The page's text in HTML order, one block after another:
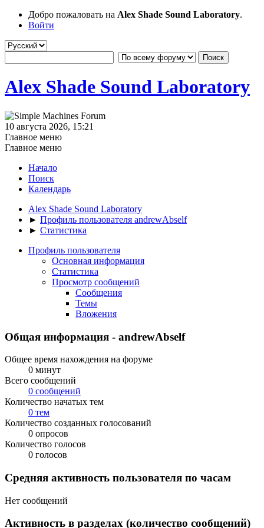
Добро пожаловать на Alex Shade Sound Laboratory.
Войти
Alex Shade Sound Laboratory
10 августа 2026, 15:21
Главное меню
Главное меню
Начало
Поиск
Календарь
Alex Shade Sound Laboratory
► Профиль пользователя andrewAbself
► Статистика
Профиль пользователя
Основная информация
Статистика
Просмотр сообщений
Сообщения
Темы
Вложения
Общая информация - andrewAbself
Общее время нахождения на форуме
0 минут
Всего сообщений
0 сообщений
Количество начатых тем
0 тем
Количество созданных голосований
0 опросов
Количество голосов
0 голосов
Средняя активность пользователя по часам
Нет сообщений
Активность в разделах (количество сообщений)